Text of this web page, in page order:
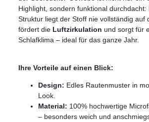
Highlight, sondern funktional durchdacht:
Struktur liegt der Stoff nie vollständig auf
fördert die Luftzirkulation und sorgt für
Schlafklima – ideal für das ganze Jahr.
Ihre Vorteile auf einen Blick:
Design: Edles Rautenmuster in
Look.
Material: 100% hochwertige
– besonders weich und